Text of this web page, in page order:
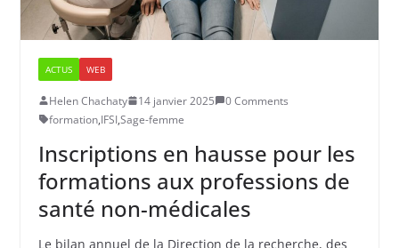
ACTUS WEB
Helen Chachaty 14 janvier 2025
0 Comments
formation,IFSI,Sage-femme
Inscriptions en hausse pour les
formations aux professions de
santé non-médicales
Le bilan annuel de la Direction de la recherche, des